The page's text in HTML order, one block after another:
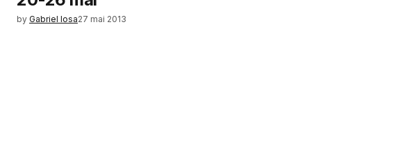
by Gabriel Iosa27 mai 2013